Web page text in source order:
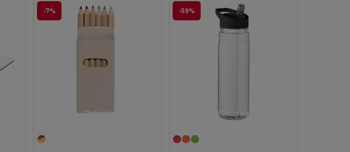
-7%
Jetzt konfigurieren!
-59%
Jetzt konfigurieren!